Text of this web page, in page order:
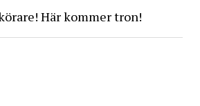
Här kommer tron!